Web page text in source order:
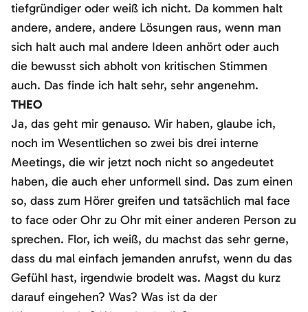
tiefgründiger oder weiß ich nicht. Da kommen halt
andere, andere, andere Lösungen raus, wenn man
sich halt auch mal andere Ideen anhört oder auch
die bewusst sich abholt von kritischen Stimmen
auch. Das finde ich halt sehr, sehr angenehm.
THEO
Ja, das geht mir genauso. Wir haben, glaube ich,
noch im Wesentlichen so zwei bis drei interne
Meetings, die wir jetzt noch nicht so angedeutet
haben, die auch eher unformell sind. Das zum einen
so, dass zum Hörer greifen und tatsächlich mal face
to face oder Ohr zu Ohr mit einer anderen Person zu
sprechen. Flor, ich weiß, du machst das sehr gerne,
dass du mal einfach jemanden anrufst, wenn du das
Gefühl hast, irgendwie brodelt was. Magst du kurz
darauf eingehen? Was? Was ist da der